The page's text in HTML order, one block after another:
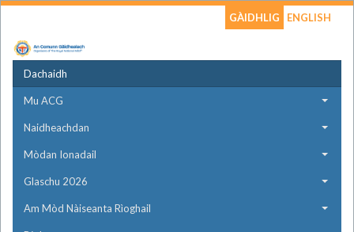
GÀIDHLIG ENGLISH
Dachaidh
Mu ACG
Naidheachdan
Mòdan Ionadail
Glaschu 2026
Am Mòd Nàiseanta Rìoghail